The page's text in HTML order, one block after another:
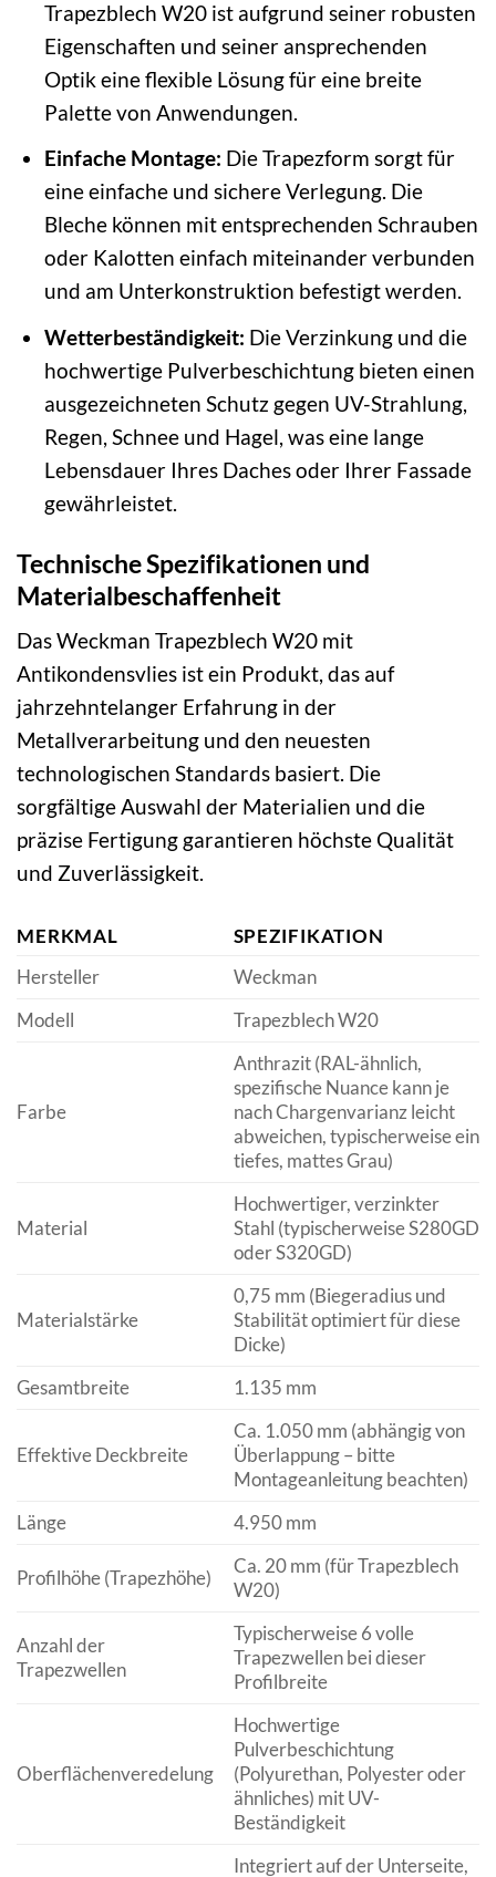
Trapezblech W20 ist aufgrund seiner robusten
Eigenschaften und seiner ansprechenden
Optik eine flexible Lösung für eine breite
Palette von Anwendungen.
Einfache Montage: Die Trapezform sorgt für
eine einfache und sichere Verlegung. Die
Bleche können mit entsprechenden Schrauben
oder Kalotten einfach miteinander verbunden
und am Unterkonstruktion befestigt werden.
Wetterbeständigkeit: Die Verzinkung und die
hochwertige Pulverbeschichtung bieten einen
ausgezeichneten Schutz gegen UV-Strahlung,
Regen, Schnee und Hagel, was eine lange
Lebensdauer Ihres Daches oder Ihrer Fassade
gewährleistet.
Technische Spezifikationen und
Materialbeschaffenheit
Das Weckman Trapezblech W20 mit
Antikondensvlies ist ein Produkt, das auf
jahrzehntelanger Erfahrung in der
Metallverarbeitung und den neuesten
technologischen Standards basiert. Die
sorgfältige Auswahl der Materialien und die
präzise Fertigung garantieren höchste Qualität
und Zuverlässigkeit.
MERKMAL
SPEZIFIKATION
Hersteller
Weckman
Modell
Trapezblech W20
Farbe
Anthrazit (RAL-ähnlich,
spezifische Nuance kann je
nach Chargenvarianz leicht
abweichen, typischerweise ein
tiefes, mattes Grau)
Material
Hochwertiger, verzinkter
Stahl (typischerweise S280GD
oder S320GD)
Materialstärke
0,75 mm (Biegeradius und
Stabilität optimiert für diese
Dicke)
Gesamtbreite
1.135 mm
Effektive Deckbreite
Ca. 1.050 mm (abhängig von
Überlappung – bitte
Montageanleitung beachten)
Länge
4.950 mm
Profilhöhe (Trapezhöhe)
Ca. 20 mm (für Trapezblech
W20)
Anzahl der
Trapezwellen
Typischerweise 6 volle
Trapezwellen bei dieser
Profilbreite
Oberflächenveredelung
Hochwertige
Pulverbeschichtung
(Polyurethan, Polyester oder
ähnliches) mit UV-
Beständigkeit
Integriert auf der Unterseite,